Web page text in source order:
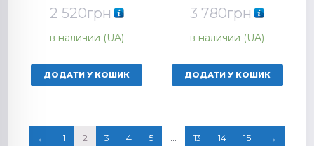
2 520грн
в наличии (UA)
ДОДАТИ У КОШИК
3 780грн
в наличии (UA)
ДОДАТИ У КОШИК
← 1 2 3 4 5 13 14 15 →